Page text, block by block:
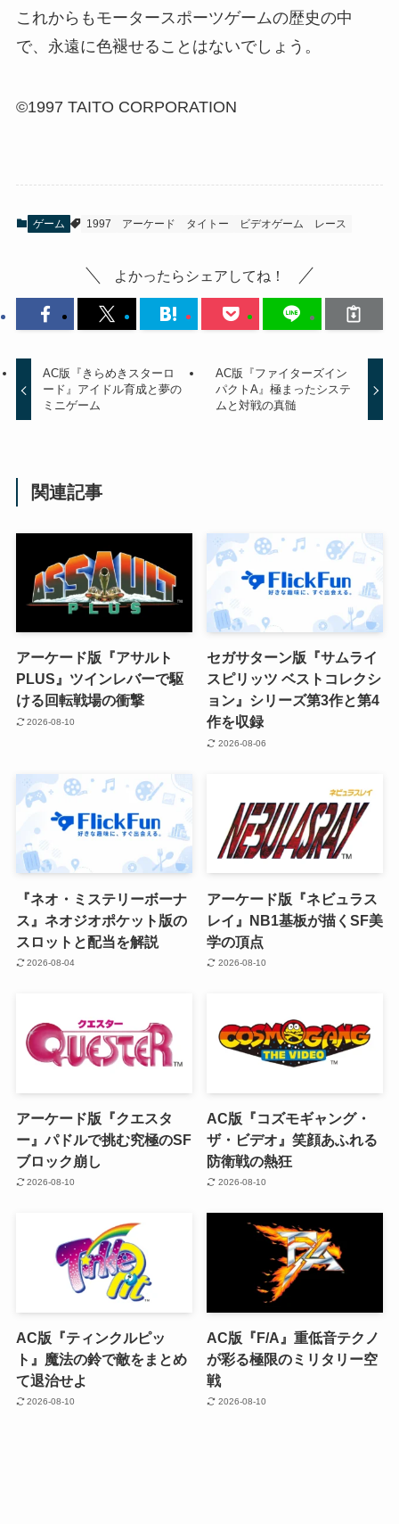
これからもモータースポーツゲームの歴史の中
で、永遠に色褪せることはないでしょう。
©1997 TAITO CORPORATION
ゲーム 1997 アーケード タイトー ビデオゲーム レース
よかったらシェアしてね！
AC版『きらめきスターロ
ード』アイドル育成と夢の
ミニゲーム
AC版『ファイターズイン
パクトA』極まったシステ
ムと対戦の真髄
関連記事
アーケード版『アサルト
PLUS』ツインレバーで駆
ける回転戦場の衝撃
2026-08-10
セガサターン版『サムライ
スピリッツ ベストコレクシ
ョン』シリーズ第3作と第4
作を収録
2026-08-06
『ネオ・ミステリーボーナ
ス』ネオジオポケット版の
スロットと配当を解説
2026-08-04
アーケード版『ネビュラス
レイ』NB1基板が描くSF美
学の頂点
2026-08-10
アーケード版『クエスタ
ー』パドルで挑む究極のSF
ブロック崩し
2026-08-10
AC版『コズモギャング・
ザ・ビデオ』笑顔あふれる
防衛戦の熱狂
2026-08-10
AC版『ティンクルピッ
ト』魔法の鈴で敵をまとめ
て退治せよ
2026-08-10
AC版『F/A』重低音テクノ
が彩る極限のミリタリー空
戦
2026-08-10